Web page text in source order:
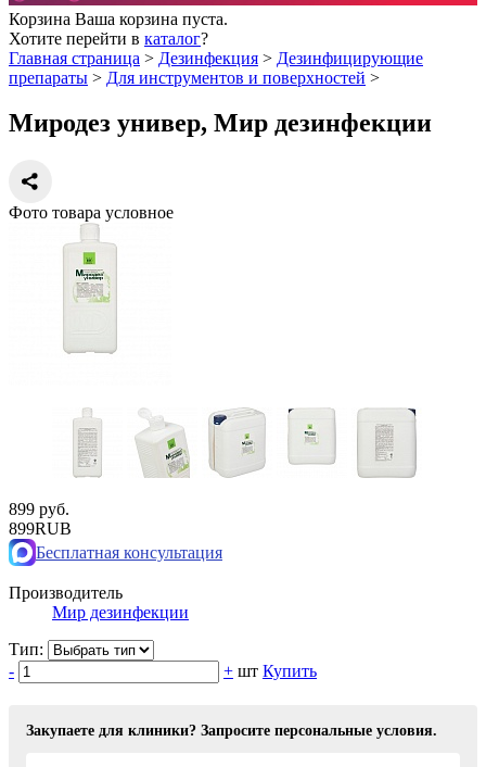
Корзина Ваша корзина пуста.
Хотите перейти в каталог?
Главная страница > Дезинфекция > Дезинфицирующие
препараты > Для инструментов и поверхностей >
Миродез универ, Мир дезинфекции
Фото товара условное
899 руб.
899RUB
Бесплатная консультация
Производитель
Мир дезинфекции
Тип:
-
+ шт Купить
Закупаете для клиники? Запросите персональные условия.